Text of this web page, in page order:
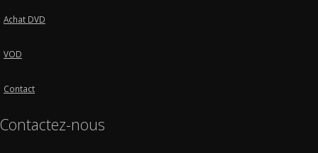
Achat DVD
VOD
Contact
Contactez-nous